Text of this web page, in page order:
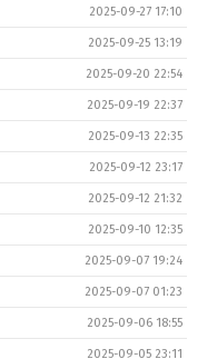
2025-09-27 17:10
2025-09-25 13:19
2025-09-20 22:54
2025-09-19 22:37
2025-09-13 22:35
2025-09-12 23:17
2025-09-12 21:32
2025-09-10 12:35
2025-09-07 19:24
2025-09-07 01:23
2025-09-06 18:55
2025-09-05 23:11